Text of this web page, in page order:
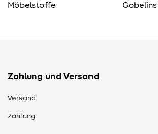
Möbelstoffe
Zahlung und Versand
Versand
Zahlung